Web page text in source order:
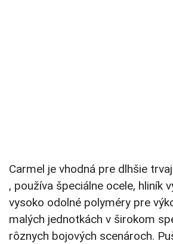
Carmel je vhodná pre dlhšie
, používa špeciálne ocele, hliník
vysoko odolné polyméry pre
malých jednotkách v širokom
rôznych bojových scenároch.